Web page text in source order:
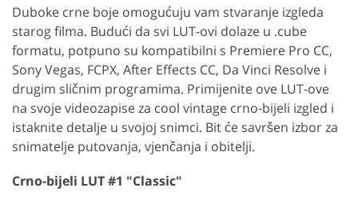
Duboke crne boje omogućuju vam stvaranje izgleda
starog filma. Budući da svi LUT-ovi dolaze u .cube
formatu, potpuno su kompatibilni s Premiere Pro CC,
Sony Vegas, FCPX, After Effects CC, Da Vinci Resolve i
drugim sličnim programima. Primijenite ove LUT-ove
na svoje videozapise za cool vintage crno-bijeli izgled i
istaknite detalje u svojoj snimci. Bit će savršen izbor za
snimatelje putovanja, vjenčanja i obitelji.
Crno-bijeli LUT #1 "Classic"